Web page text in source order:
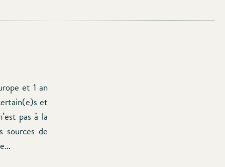
et 1 an
et
pas à la
sources de